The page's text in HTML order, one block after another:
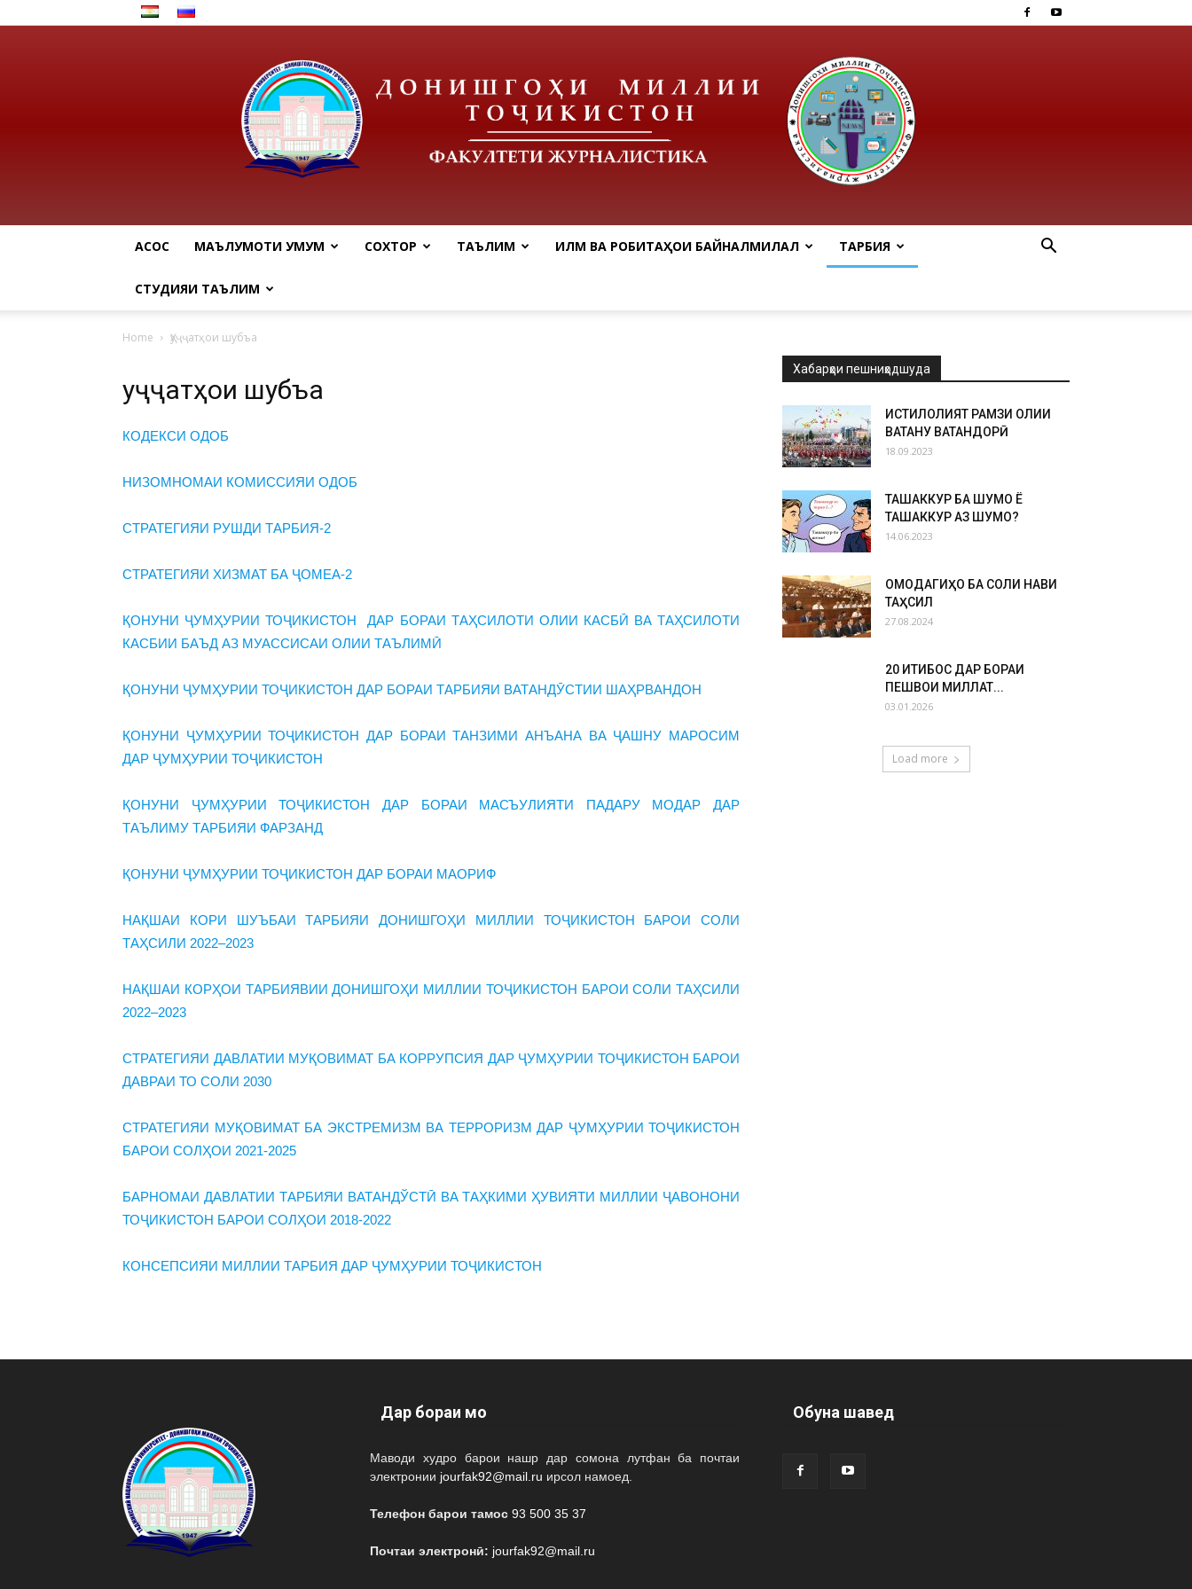
АСОСӢ МАЪЛУМОТИ УМУМӢ СОХТОР ТАЪЛИМ ИЛМ ВА РОБИТАҲОИ БАЙНАЛМИЛАЛӢ ТАРБИЯ
СТУДИЯИ ТАЪЛИМӢ
Home Ҳуҷҷатҳои шубъа
Ҳуҷҷатҳои шубъа
КОДЕКСИ ОДОБ
НИЗОМНОМАИ КОМИССИЯИ ОДОБ
СТРАТЕГИЯИ РУШДИ ТАРБИЯ-2
СТРАТЕГИЯИ ХИЗМАТ БА ҶОМЕА-2
ҚОНУНИ ҶУМҲУРИИ ТОҶИКИСТОН ДАР БОРАИ ТАҲСИЛОТИ ОЛИИ КАСБӢ ВА ТАҲСИЛОТИ
КАСБИИ БАЪД АЗ МУАССИСАИ ОЛИИ ТАЪЛИМӢ
ҚОНУНИ ҶУМҲУРИИ ТОҶИКИСТОН ДАР БОРАИ ТАРБИЯИ ВАТАНДӮСТИИ ШАҲРВАНДОН
ҚОНУНИ ҶУМҲУРИИ ТОҶИКИСТОН ДАР БОРАИ ТАНЗИМИ АНЪАНА ВА ҶАШНУ МАРОСИМ
ДАР ҶУМҲУРИИ ТОҶИКИСТОН
ҚОНУНИ ҶУМҲУРИИ ТОҶИКИСТОН ДАР БОРАИ МАСЪУЛИЯТИ ПАДАРУ МОДАР ДАР
ТАЪЛИМУ ТАРБИЯИ ФАРЗАНД
ҚОНУНИ ҶУМҲУРИИ ТОҶИКИСТОН ДАР БОРАИ МАОРИФ
НАҚШАИ КОРИ ШУЪБАИ ТАРБИЯИ ДОНИШГОҲИ МИЛЛИИ ТОҶИКИСТОН БАРОИ СОЛИ
ТАҲСИЛИ 2022–2023
НАҚШАИ КОРҲОИ ТАРБИЯВИИ ДОНИШГОҲИ МИЛЛИИ ТОҶИКИСТОН БАРОИ СОЛИ ТАҲСИЛИ
2022–2023
СТРАТЕГИЯИ ДАВЛАТИИ МУҚОВИМАТ БА КОРРУПСИЯ ДАР ҶУМҲУРИИ ТОҶИКИСТОН БАРОИ
ДАВРАИ ТО СОЛИ 2030
СТРАТЕГИЯИ МУҚОВИМАТ БА ЭКСТРЕМИЗМ ВА ТЕРРОРИЗМ ДАР ҶУМҲУРИИ ТОҶИКИСТОН
БАРОИ СОЛҲОИ 2021-2025
БАРНОМАИ ДАВЛАТИИ ТАРБИЯИ ВАТАНДЎСТӢ ВА ТАҲКИМИ ҲУВИЯТИ МИЛЛИИ ҶАВОНОНИ
ТОҶИКИСТОН БАРОИ СОЛҲОИ 2018-2022
КОНСЕПСИЯИ МИЛЛИИ ТАРБИЯ ДАР ҶУМҲУРИИ ТОҶИКИСТОН
Хабарҳои пешниҳодшуда
ИСТИҚЛОЛИЯТ РАМЗИ ОЛИИ
ВАТАНУ ВАТАНДОРӢ
18.09.2023
ТАШАККУР БА ШУМО Ё
ТАШАККУР АЗ ШУМО?
14.06.2023
ОМОДАГИҲО БА СОЛИ НАВИ
ТАҲСИЛ
27.08.2024
20 ИҚТИБОС ДАР БОРАИ
ПЕШВОИ МИЛЛАТ...
03.01.2026
Load more
Дар бораи мо
Маводи худро барои нашр дар сомона лутфан ба почтаи
электронии jourfak92@mail.ru ирсол намоед.
Телефон барои тамос 93 500 35 37
Почтаи электронӣ: jourfak92@mail.ru
Обуна шавед